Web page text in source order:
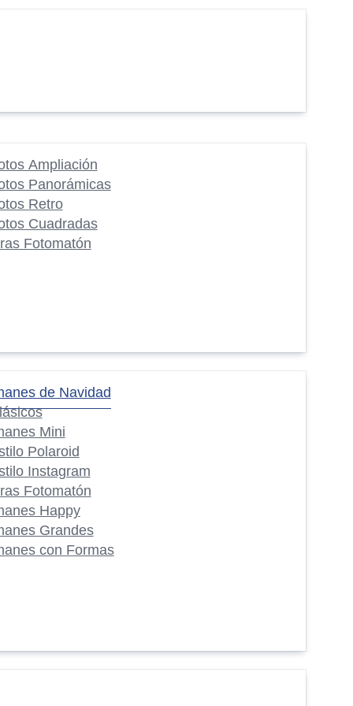
Ampliación
Panorámicas
Retro
Cuadradas
Fotomatón
de Navidad
Mini
Polaroid
Instagram
Fotomatón
Happy
Grandes
con Formas